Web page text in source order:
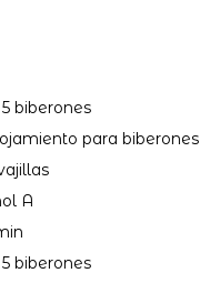
biberones
para biberones
A
biberones